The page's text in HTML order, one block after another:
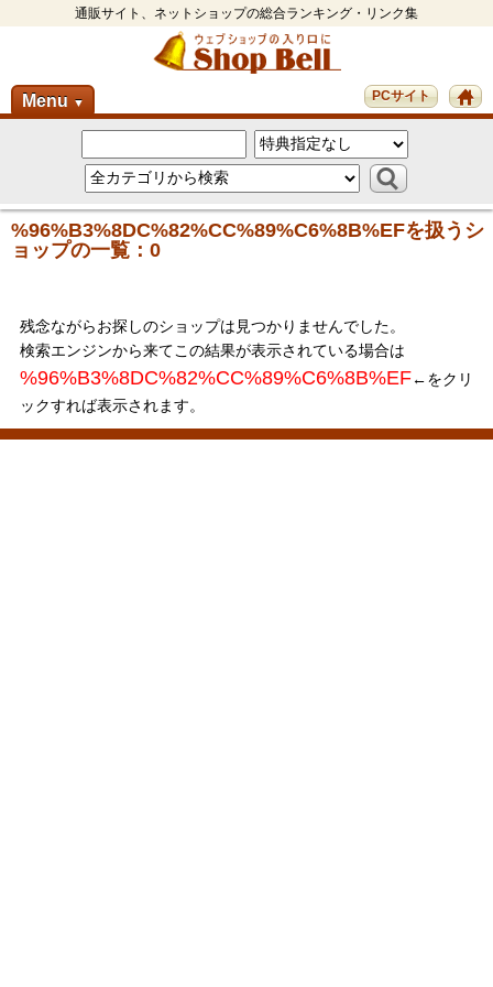
通販サイト、ネットショップの総合ランキング・リンク集
Menu ▼ PCサイト
%96%B3%8DC%82%CC%89%C6%8B%EFを扱うシ
ョップの一覧：0
残念ながらお探しのショップは見つかりませんでした。
検索エンジンから来てこの結果が表示されている場合は
%96%B3%8DC%82%CC%89%C6%8B%EF←をクリ
ックすれば表示されます。